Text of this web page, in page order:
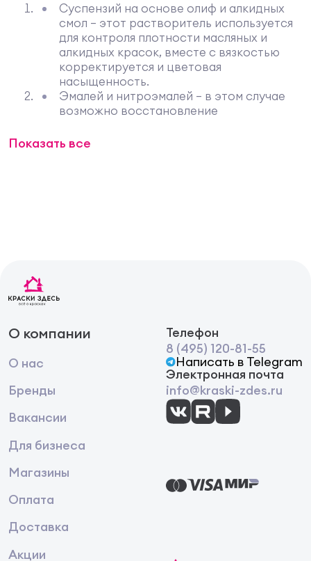
Суспензий на основе олиф и алкидных
смол — этот растворитель используется
для контроля плотности масляных и
алкидных красок, вместе с вязкостью
корректируется и цветовая
насыщенность.
Эмалей и нитроэмалей — в этом случае
возможно восстановление
осадка и корректировка цвета.
крупным и мелким оптом, в таре емкостью 1, 5 и 10
литров. Соответственно объем партии можно
округлить до литра. Цена поставки зависит от ее
объема и сложности доставки. При заказе
больших партий крупные клиенты получают
дополнительные бонусы.
Показать все
О компании
О нас
Бренды
Вакансии
Для бизнеса
Магазины
Оплата
Доставка
Акции
Телефон
8 (495) 120-81-55
Написать в Telegram
Электронная почта
info@kraski-zdes.ru